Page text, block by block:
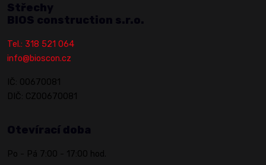
Střechy
BIOS construction s.r.o.
Tel.: 318 521 064
info@bioscon.cz
IČ: 00670081
DIČ: CZ00670081
Otevírací doba
Po - Pá 7:00 - 17:00 hod.